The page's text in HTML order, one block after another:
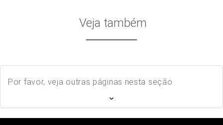
Veja também
Por favor, veja outras páginas nesta seção